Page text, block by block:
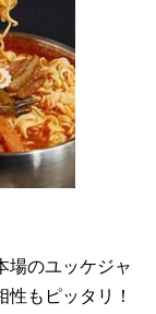
場のユッケジャ
もピッタリ！